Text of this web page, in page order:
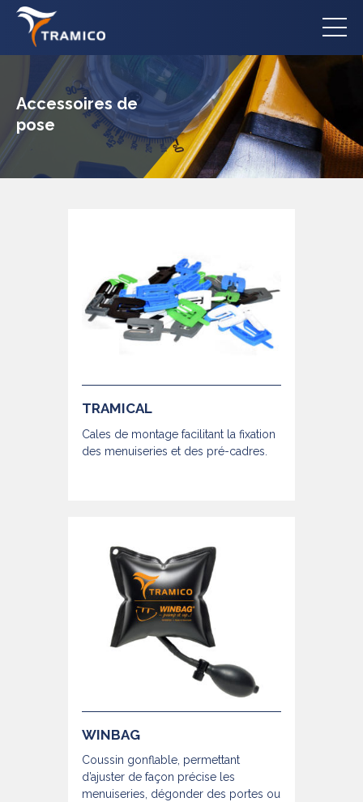
Accessoires de
pose
TRAMICAL
Cales de montage facilitant la fixation
des menuiseries et des pré-cadres.
WINBAG
Coussin gonflable, permettant
d’ajuster de façon précise les
menuiseries, dégonder des portes ou